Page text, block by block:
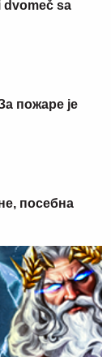
dvomeč sa
пожаре је
посебна